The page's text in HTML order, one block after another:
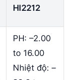
HI2212
PH: –2.00
to 16.00
Nhiệt độ: –